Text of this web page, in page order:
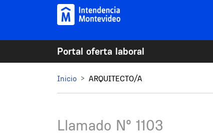
Pasar al contenido principal
Portal oferta laboral
Mi Montevideo
Inicio ARQUITECTO/A
Llamado N° 1103